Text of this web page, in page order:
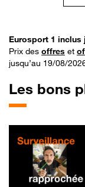
Eurosport 1 inclus
Prix des offres et
jusqu’au 19/08/
Les bons